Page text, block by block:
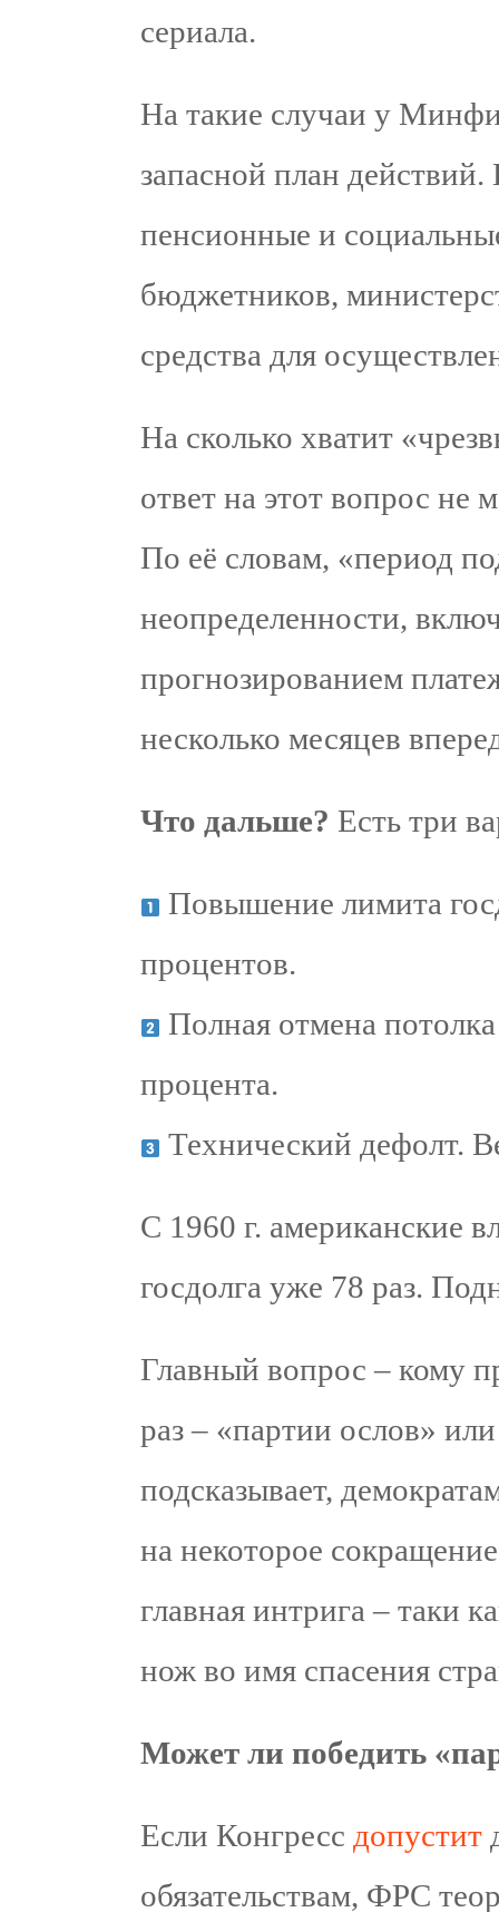
сериала.
На такие случаи у
запасной план
пенсионные и
бюджетников,
средства для
На сколько хватит
ответ на этот вопрос не
По её словам, «период
неопределенности,
прогнозированием
несколько месяцев
Что дальше? Есть три
Повышение лимита
процентов.
Полная отмена
процента.
Технический дефолт.
С 1960 г. американские
госдолга уже 78 раз.
Главный вопрос – кому
раз – «партии ослов»
подсказывает,
на некоторое
главная интрига – таки
нож во имя спасения
Может ли победить
Если Конгресс допустит
обязательствам, ФРС